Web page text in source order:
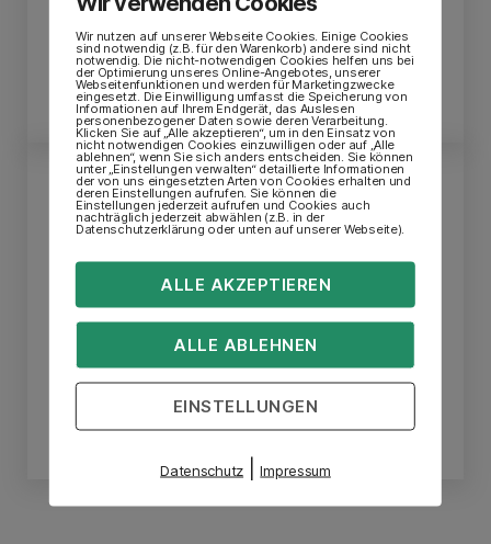
0 34 45 / 71 09 19
KONTAKTIEREN
Frau Mehlhorn
Beratung zu Aus- und Weiterbildungen
mehlhorn@mba-akademie.de
0 34 45 / 71 09 14
KONTAKTIEREN
Wir nutzen auf unserer Webseite Cookies. Einige Cookies
sind notwendig (z.B. für den Warenkorb) andere sind nicht
notwendig. Die nicht-notwendigen Cookies helfen uns bei
der Optimierung unseres Online-Angebotes, unserer
Webseitenfunktionen und werden für Marketingzwecke
eingesetzt. Die Einwilligung umfasst die Speicherung von
Informationen auf Ihrem Endgerät, das Auslesen
personenbezogener Daten sowie deren Verarbeitung.
Klicken Sie auf „Alle akzeptieren“, um in den Einsatz von
nicht notwendigen Cookies einzuwilligen oder auf „Alle
ablehnen“, wenn Sie sich anders entscheiden. Sie können
unter „Einstellungen verwalten“ detaillierte Informationen
der von uns eingesetzten Arten von Cookies erhalten und
deren Einstellungen aufrufen. Sie können die
Einstellungen jederzeit aufrufen und Cookies auch
nachträglich jederzeit abwählen (z.B. in der
Datenschutzerklärung oder unten auf unserer Webseite).
ALLE AKZEPTIEREN
ALLE ABLEHNEN
EINSTELLUNGEN
Datenschutz |Impressum